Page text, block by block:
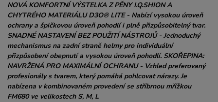
NOVÁ KOMFORTNÍ VÝSTELKA Z PĚNY I.Q.SHION A
CHYTRÉHO MATERIÁLU D3O® LITE - Nabízí vysokou úroveň
ochrany a špičkovou úroveň pohodlí i plně přizpůsobitelný tvar.
SNADNÉ NASTAVENÍ BEZ POUŽITÍ NÁSTROJŮ - Jednoduchý
mechanismus na zadní straně helmy pro individuální
přizpůsobení obepnutí a vysokou úroveň pohodlí. SKOŘEPINA:
NAVRŽENÁ PRO MAXIMÁLNÍ OCHRANU - Vzhled preferovaný
profesionály s tvarem, který pomáhá pohlcovat nárazy. Je
nabízena v kombinovaném provedení se stříbrnou mřížkou
FM680 ve velikostech S, M, L